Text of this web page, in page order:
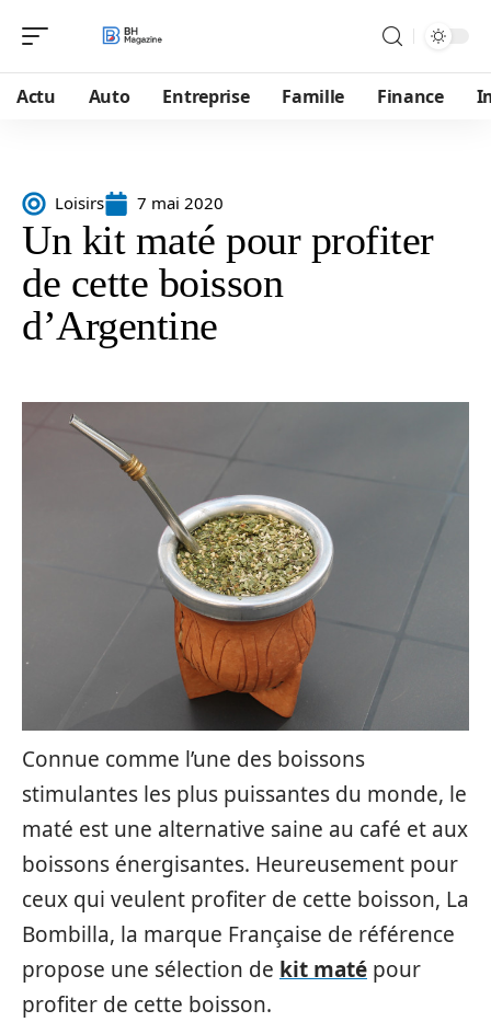
Actu Auto Entreprise Famille Finance
Loisirs 7 mai 2020
Un kit maté pour profiter
de cette boisson
d’Argentine
Connue comme l’une des boissons
stimulantes les plus puissantes du monde, le
maté est une alternative saine au café et aux
boissons énergisantes. Heureusement pour
ceux qui veulent profiter de cette boisson, La
Bombilla, la marque Française de référence
propose une sélection de kit maté pour
profiter de cette boisson.